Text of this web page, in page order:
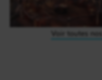
Voir toutes